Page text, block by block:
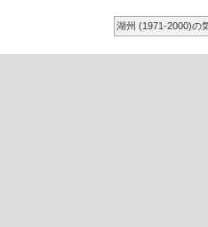
湖州 (1971-2000)の